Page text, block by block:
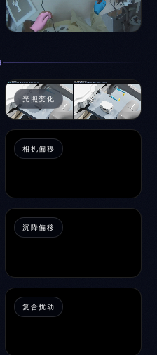
光照变化
相机偏移
沉降偏移
复合扰动